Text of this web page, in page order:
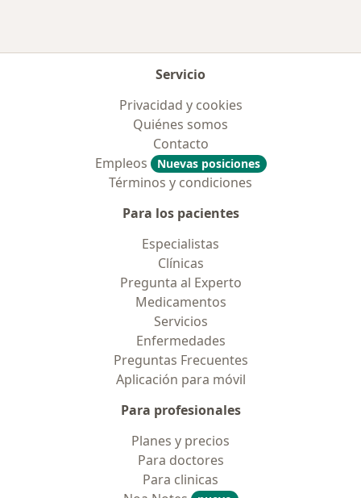
Servicio
Privacidad y cookies
Quiénes somos
Contacto
Empleos
Nuevas posiciones
Términos y condiciones
Para los pacientes
Especialistas
Clínicas
Pregunta al Experto
Medicamentos
Servicios
Enfermedades
Preguntas Frecuentes
Aplicación para móvil
Para profesionales
Planes y precios
Para doctores
Para clinicas